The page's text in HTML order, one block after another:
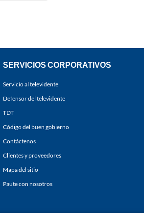
SERVICIOS CORPORATIVOS
Servicio al televidente
Defensor del televidente
TDT
Código del buen gobierno
Contáctenos
Clientes y proveedores
Mapa del sitio
Paute con nosotros